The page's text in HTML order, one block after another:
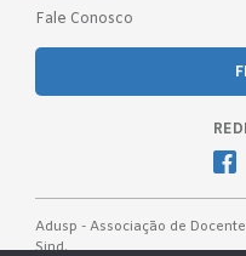
Fale Conosco
Adusp - Associação de
Sind.